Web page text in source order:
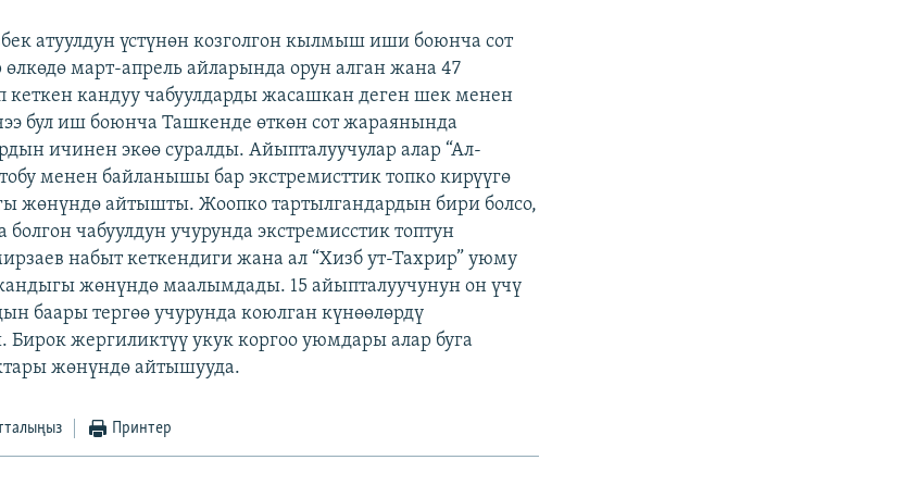
атуулдун үстүнөн козголгон кылмыш иши боюнча сот
март-апрель айларында орун алган жана 47
кандуу чабуулдарды жасашкан деген шек менен
бул иш боюнча Ташкенде өткөн сот жараянында
ичинен экөө суралды. Айыпталуучулар алар “Ал-
менен байланышы бар экстремисттик топко кирүүгө
жөнүндө айтышты. Жоопко тартылгандардын бири болсо,
чабуулдун учурунда экстремисстик топтун
набыт кеткендиги жана ал “Хизб ут-Тахрир” уюму
жөнүндө маалымдады. 15 айыпталуучунун он үчү
баары тергөө учурунда коюлган күнөөлөрдү
жергиликтүү укук коргоо уюмдары алар буга
жөнүндө айтышууда.
Принтер